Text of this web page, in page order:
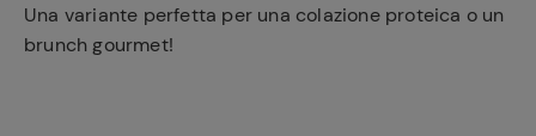
Una variante perfetta per una colazione proteica o un
brunch gourmet!